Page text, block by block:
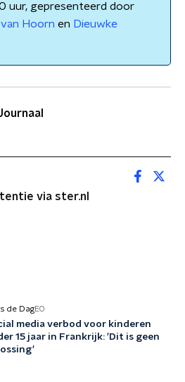
uur, gepresenteerd door
Hoorn en Dieuwke
via ster.nl
de DagEO
media verbod voor kinderen
15 jaar in Frankrijk: 'Dit is geen